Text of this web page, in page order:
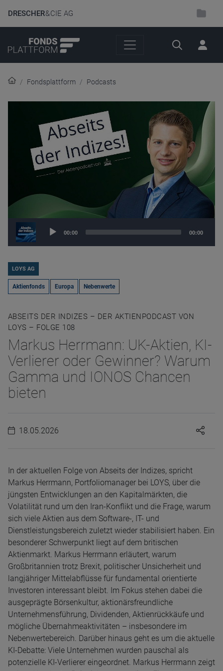
DRESCHER& CIE AG
Suche
Fondsplattform Podcasts
Audio
00:00 00:00
LOYS AG
Aktienfonds Europa Nebenwerte
ABSEITS DER INDIZES – DER AKTIENPODCAST VON
LOYS – FOLGE 108
Markus Herrmann: UK-Aktien, KI-
Verlierer oder Gewinner? Warum
Gamma und IONOS Chancen
bieten
18.05.2026
In der aktuellen Folge von Abseits der Indizes, spricht
Markus Herrmann, Portfoliomanager bei LOYS, über die
jüngsten Entwicklungen an den Kapitalmärkten, die
Volatilität rund um den Iran-Konflikt und die Frage, warum
sich viele Aktien aus dem Software-, IT- und
Dienstleistungsbereich zuletzt wieder stabilisiert haben. Ein
besonderer Schwerpunkt liegt auf dem britischen
Aktienmarkt. Markus Herrmann erläutert, warum
Großbritannien trotz Brexit, politischer Unsicherheit und
langjähriger Mittelabflüsse für fundamental orientierte
Investoren interessant bleibt. Im Fokus stehen dabei die
ausgeprägte Börsenkultur, aktionärsfreundliche
Unternehmensführung, Dividenden, Aktienrückkäufe und
mögliche Übernahmeaktivitäten – insbesondere im
Nebenwertebereich. Darüber hinaus geht es um die aktuelle
KI-Debatte: Viele Unternehmen wurden pauschal als
potenzielle KI-Verlierer eingeordnet. Markus Herrmann zeigt